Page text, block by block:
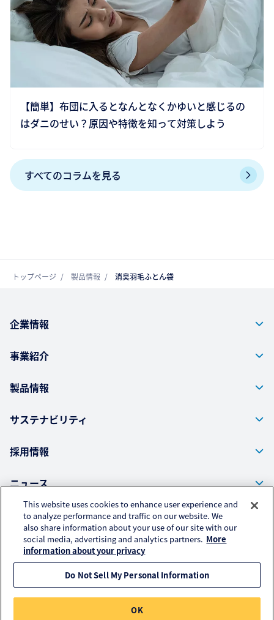
【簡単】布団に入るとなんとなくかゆいと感じるの
はダニのせい？原因や特徴を知って対策しよう
すべてのコラムを見る
トップページ 製品情報 消臭羽毛ふとん袋
企業情報
事業紹介
製品情報
サステナビリティ
採用情報
ニュース
株式会社クラレ ウェブサイト
プライバシーポリシー
アクセスデータの取扱いについて
© KURARAY TRADING CO., LTD. All RIGHTS RESERVED.
This website uses cookies to enhance user experience and
to analyze performance and traffic on our website. We
also share information about your use of our site with our
social media, advertising and analytics partners. More
information about your privacy
Do Not Sell My Personal Information
OK